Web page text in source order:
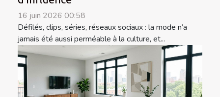
16 juin 2026 00:58
Défilés, clips, séries, réseaux sociaux : la mode n’a
jamais été aussi perméable à la culture, et...